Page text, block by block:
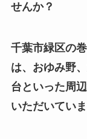
せんか？
千葉市緑区の
は、おゆみ野
台といった周
いただいていま